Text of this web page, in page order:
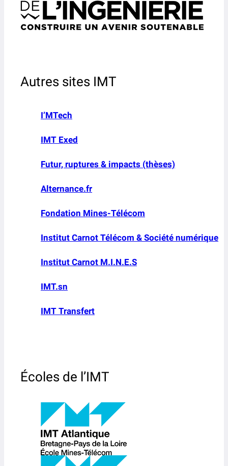
Autres sites IMT
I’MTech
IMT Exed
Futur, ruptures & impacts (thèses)
Alternance.fr
Fondation Mines-Télécom
Institut Carnot Télécom & Société numérique
Institut Carnot M.I.N.E.S
IMT.sn
IMT Transfert
Écoles de l’IMT